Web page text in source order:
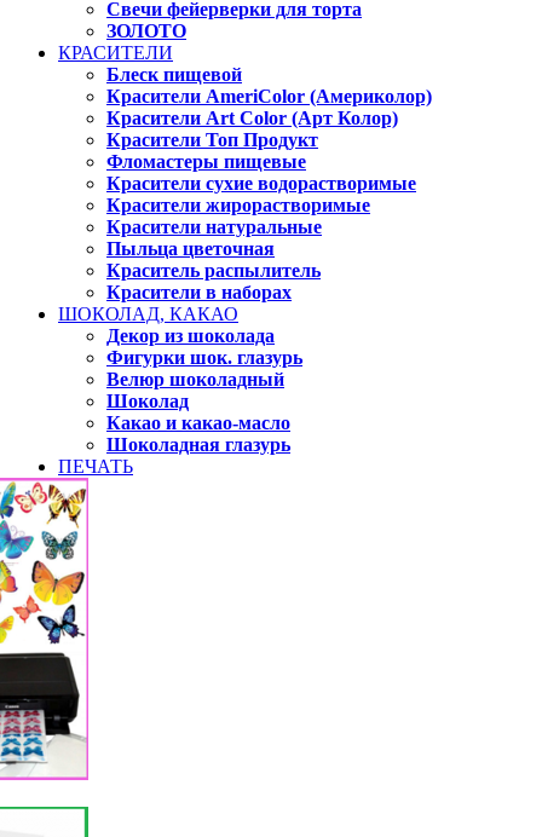
Свечи фейерверки для торта
ЗОЛОТО
КРАСИТЕЛИ
Блеск пищевой
Красители AmeriColor (Америколор)
Красители Art Color (Арт Колор)
Красители Топ Продукт
Фломастеры пищевые
Красители сухие водорастворимые
Красители жирорастворимые
Красители натуральные
Пыльца цветочная
Краситель распылитель
Красители в наборах
ШОКОЛАД, КАКАО
Декор из шоколада
Фигурки шок. глазурь
Велюр шоколадный
Шоколад
Какао и какао-масло
Шоколадная глазурь
ПЕЧАТЬ